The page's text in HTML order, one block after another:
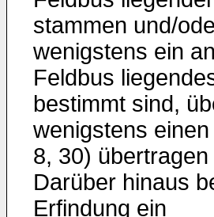
stammen und/
wenigstens ein
Feldbus
bestimmt sind,
wenigstens
8, 30)
Darüber hinaus
Erfindung ein